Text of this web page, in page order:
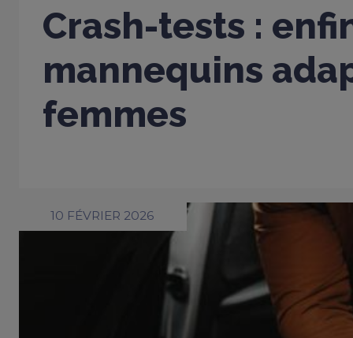
Crash-tests :
mannequins
femmes
10 FÉVRIER 2026